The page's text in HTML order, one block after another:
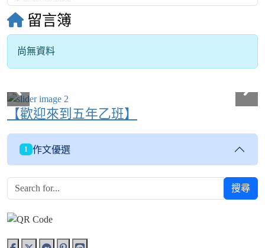
留言簿
尚無資料
【歡迎來到五年乙班】
1 作文優選
搜尋